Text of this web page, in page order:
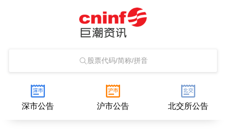
股票代码/简称/拼音
深市公告 沪市公告 北交所公告